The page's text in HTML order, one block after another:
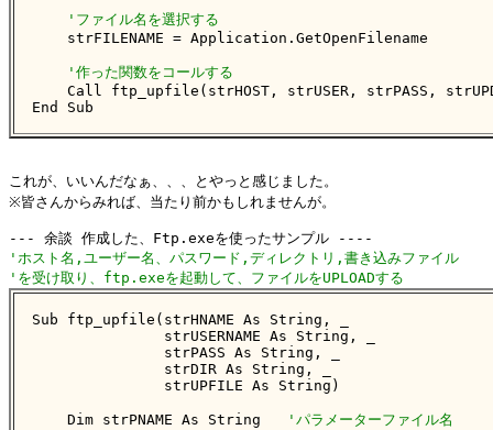
'ファイル名を選択する
    strFILENAME = Application.GetOpenFilename
'作った関数をコールする
Call ftp_upfile(strHOST, strUSER, strPASS,
End Sub
これが、いいんだなぁ、、、とやっと感じました。
※皆さんからみれば、当たり前かもしれませんが。
'ホスト名,ユーザー名、パスワード,ディレクトリ,書き込みファイル
'を受け取り、ftp.exeを起動して、ファイルをUPLOADする
Sub ftp_upfile(strHNAME As String, _
               strUSERNAME As String, _
               strPASS As String, _
               strDIR As String, _
               strUPFILE As String)
    Dim strPNAME As String
'パラメーターファイル名